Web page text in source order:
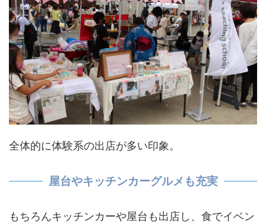
全体的に体験系の出店が多い印象。
屋台やキッチンカーグルメも充実
もちろんキッチンカーや屋台も出店し、食でイベン